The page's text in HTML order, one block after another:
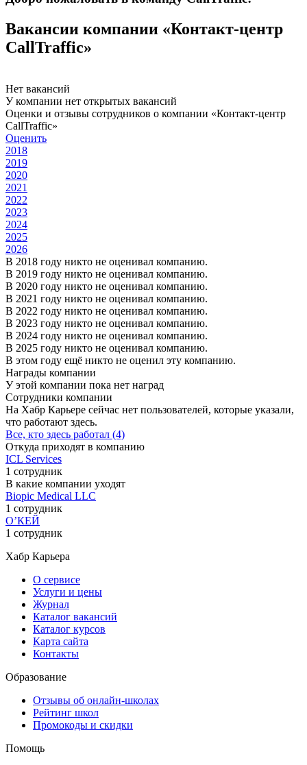
Вакансии компании «Контакт-центр
CallTraffic»
Нет вакансий
У компании нет открытых вакансий
Оценки и отзывы сотрудников о компании «Контакт-центр
CallTraffic»
Оценить
2018
2019
2020
2021
2022
2023
2024
2025
2026
В 2018 году никто не оценивал компанию.
В 2019 году никто не оценивал компанию.
В 2020 году никто не оценивал компанию.
В 2021 году никто не оценивал компанию.
В 2022 году никто не оценивал компанию.
В 2023 году никто не оценивал компанию.
В 2024 году никто не оценивал компанию.
В 2025 году никто не оценивал компанию.
В этом году ещё никто не оценил эту компанию.
Награды компании
У этой компании пока нет наград
Сотрудники компании
На Хабр Карьере сейчас нет пользователей, которые указали,
что работают здесь.
Все, кто здесь работал (4)
Откуда приходят в компанию
ICL Services
1 сотрудник
В какие компании уходят
Biopic Medical LLC
1 сотрудник
О’КЕЙ
1 сотрудник
Хабр Карьера
О сервисе
Услуги и цены
Журнал
Каталог вакансий
Каталог курсов
Карта сайта
Контакты
Образование
Отзывы об онлайн-школах
Рейтинг школ
Промокоды и скидки
Помощь